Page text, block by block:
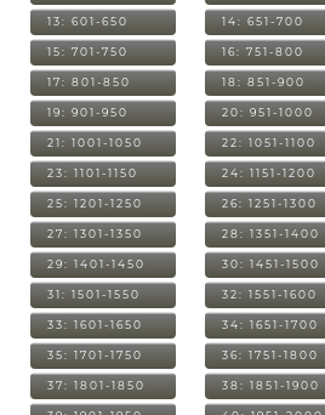
13: 601-650 14: 651-700
15: 701-750 16: 751-800
17: 801-850 18: 851-900
19: 901-950 20: 951-1000
21: 1001-1050 22: 1051-1100
23: 1101-1150 24: 1151-1200
25: 1201-1250 26: 1251-1300
27: 1301-1350 28: 1351-1400
29: 1401-1450 30: 1451-1500
31: 1501-1550 32: 1551-1600
33: 1601-1650 34: 1651-1700
35: 1701-1750 36: 1751-1800
37: 1801-1850 38: 1851-1900